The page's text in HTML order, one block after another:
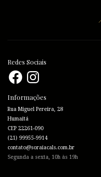
Redes Sociais
FacebookInstagram
Informações
Rua Miguel Pereira, 28
Humaitá
CEP 22261-090
(21) 99955-9914
contato@soraiacals.com.br
Segunda a sexta, 10h às 19h